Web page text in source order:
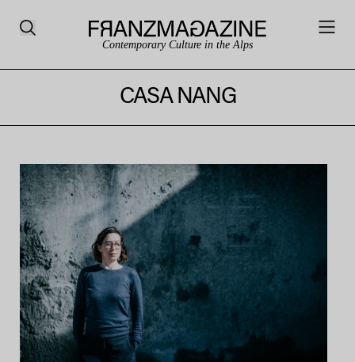
Contemporary Culture in the Alps
CASA NANG